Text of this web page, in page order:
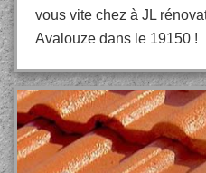
vous vite chez à JL
Avalouze dans le 19150 !